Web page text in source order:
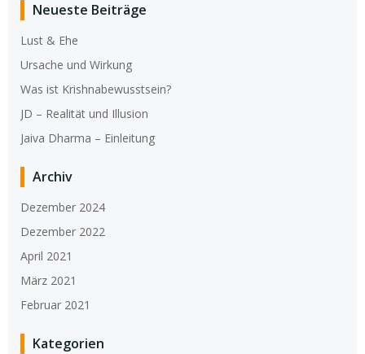
Neueste Beiträge
Lust & Ehe
Ursache und Wirkung
Was ist Krishnabewusstsein?
JD – Realität und Illusion
Jaiva Dharma – Einleitung
Archiv
Dezember 2024
Dezember 2022
April 2021
März 2021
Februar 2021
Kategorien